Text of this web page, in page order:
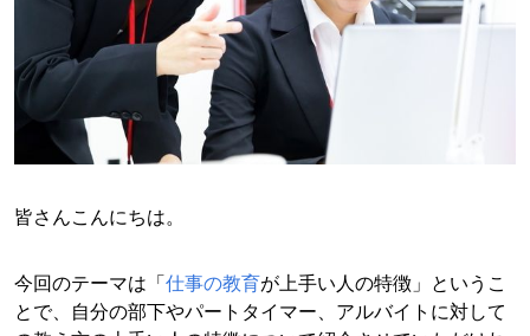
皆さんこんにちは。
今回のテーマは「仕事の教育が上手い人の特徴」というこ
とで、自分の部下やパートタイマー、アルバイトに対して